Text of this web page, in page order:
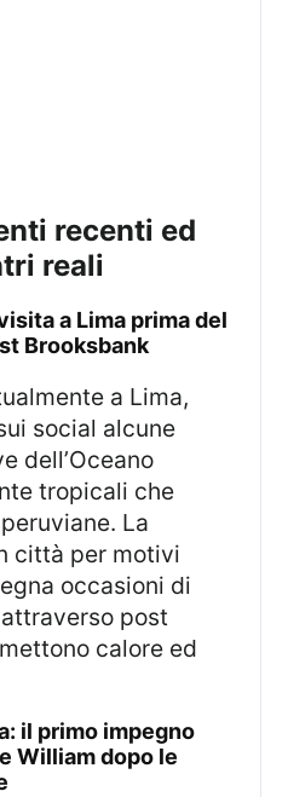
reali
Brooksbank
social alcune
dell’Oceano
tropicali che
La
città per motivi
occasioni di
post
calore ed
William dopo le